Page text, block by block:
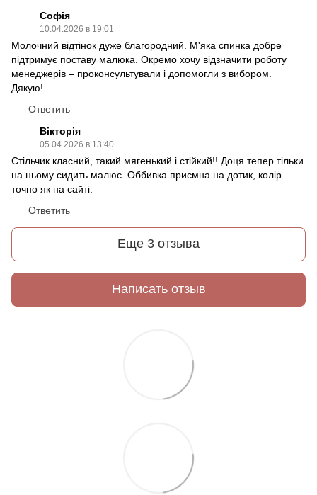
Софія
10.04.2026 в 19:01
Молочний відтінок дуже благородний. М'яка спинка добре
підтримує поставу малюка. Окремо хочу відзначити роботу
менеджерів – проконсультували і допомогли з вибором.
Дякую!
Ответить
Вікторія
05.04.2026 в 13:40
Стільчик класний, такий мягенький і стійкий!! Доця тепер тільки
на ньому сидить малює. Оббивка приємна на дотик, колір
точно як на сайті.
Ответить
Еще 3 отзыва
Написать отзыв